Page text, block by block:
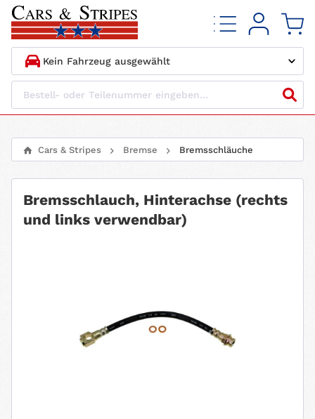
1. HERSTELLER
4. MOTORTYP
Cars & Stripes Bremse Bremsschläuche
Bremsschlauch, Hinterachse (rechts
und links verwendbar)